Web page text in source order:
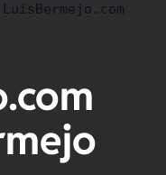
LuisBermejo.com